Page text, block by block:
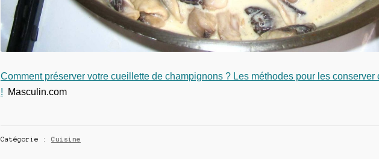
Comment préserver votre cueillette de champignons ? Les méthodes pour les conserver
! Masculin.com
Catégorie : Cuisine